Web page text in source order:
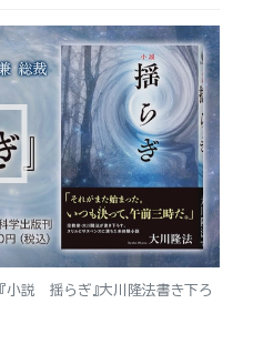
『小説 揺らぎ』大川隆法書き下ろ